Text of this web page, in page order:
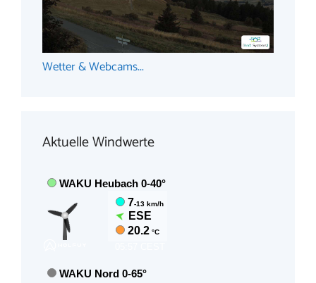
Wetter & Webcams...
Aktuelle Windwerte